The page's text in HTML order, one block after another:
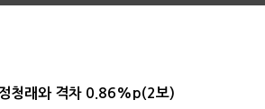
청래와 격차 0.86%p(2보)